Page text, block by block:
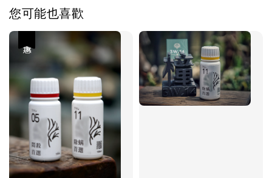
您可能也喜歡